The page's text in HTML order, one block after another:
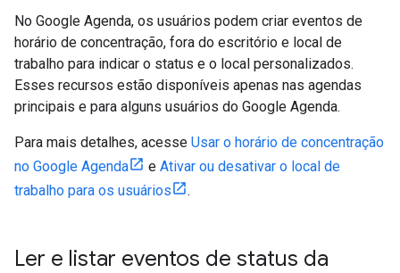
No Google Agenda, os usuários podem criar eventos de
horário de concentração, fora do escritório e local de
trabalho para indicar o status e o local personalizados.
Esses recursos estão disponíveis apenas nas agendas
principais e para alguns usuários do Google Agenda.
Para mais detalhes, acesse Usar o horário de concentração
no Google Agenda
e Ativar ou desativar o local de
trabalho para os usuários
.
Ler e listar eventos de status da